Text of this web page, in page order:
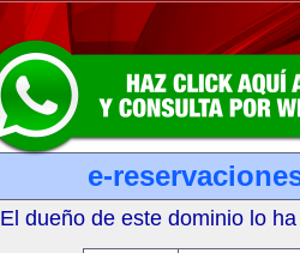
e-
El dueño de este dominio lo